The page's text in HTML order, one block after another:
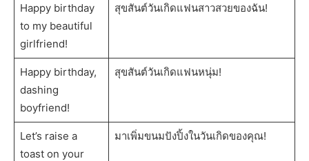
Happy birthday
to my beautiful
girlfriend!
สุขสันต์วันเกิดแฟนสาวสวยของฉัน!
Happy birthday,
dashing
boyfriend!
สุขสันต์วันเกิดแฟนหนุ่ม!
Let’s raise a
toast on your
มาเพิ่มขนมปังปิ้งในวันเกิดของคุณ!